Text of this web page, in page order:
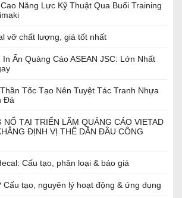
Năng Lực Kỹ Thuật Qua Buổi Training
vỡ chất lượng, giá tốt nhất
Ấn Quảng Cáo ASEAN JSC: Lớn Nhất
Tốc Tạo Nên Tuyệt Tác Tranh Nhựa
Đá
NỔ TẠI TRIỂN LÃM QUẢNG CÁO VIETAD
ĐỊNH VỊ THẾ DẪN ĐẦU CÔNG
Cấu tạo, phân loại & báo giá
Cấu tạo, nguyên lý hoạt động & ứng dụng